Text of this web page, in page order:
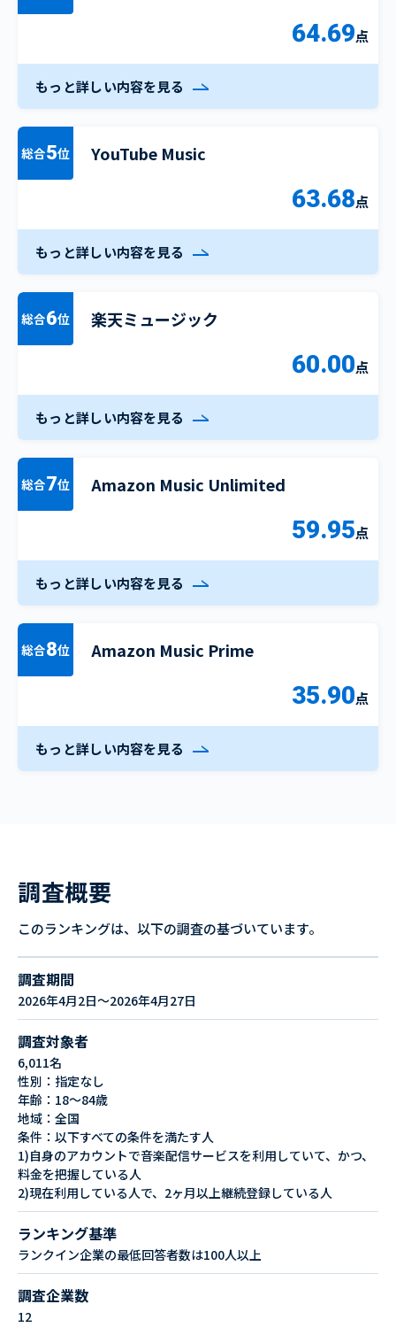
64.69点
もっと詳しい内容を見る
総合5位 YouTube Music
63.68点
もっと詳しい内容を見る
総合6位 楽天ミュージック
60.00点
もっと詳しい内容を見る
総合7位 Amazon Music Unlimited
59.95点
もっと詳しい内容を見る
総合8位 Amazon Music Prime
35.90点
もっと詳しい内容を見る
調査概要
このランキングは、以下の調査の基づいています。
調査期間
2026年4月2日～2026年4月27日
調査対象者
6,011名
性別：指定なし
年齢：18～84歳
地域：全国
条件：以下すべての条件を満たす人
1)自身のアカウントで音楽配信サービスを利用していて、かつ、
料金を把握している人
2)現在利用している人で、2ヶ月以上継続登録している人
ランキング基準
ランクイン企業の最低回答者数は100人以上
調査企業数
12